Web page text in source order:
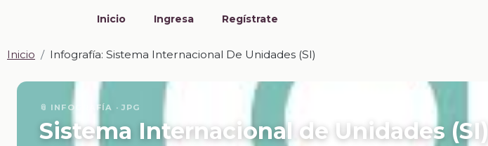
Inicio Ingresa Regístrate
Inicio Infografía: Sistema Internacional De Unidades (SI)
📎 INFOGRAFÍA · JPG
Sistema Internacional de Unidades (SI)